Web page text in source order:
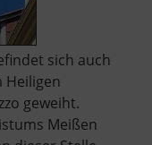
sich auch
Heiligen
geweiht.
Meißen